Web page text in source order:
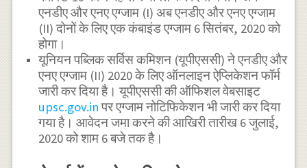
एनडीए और एनए एग्जाम (I) अब एनडीए और एनए एग्जाम
(II) दोनों के लिए एक कंबाइंड एग्जाम 6 सितंबर, 2020 को
होगा।
यूनियन पब्लिक सर्विस कमिशन (यूपीएससी) ने एनडीए और
एनए एग्जाम (II) 2020 के लिए ऑनलाइन ऐप्लिकेशन फॉर्म
जारी कर दिया है। यूपीएससी की ऑफिशल वेबसाइट
upsc.gov.in पर एग्जाम नोटिफिकेशन भी जारी कर दिया
गया है। आवेदन जमा करने की आखिरी तारीख 6 जुलाई,
2020 को शाम 6 बजे तक है।